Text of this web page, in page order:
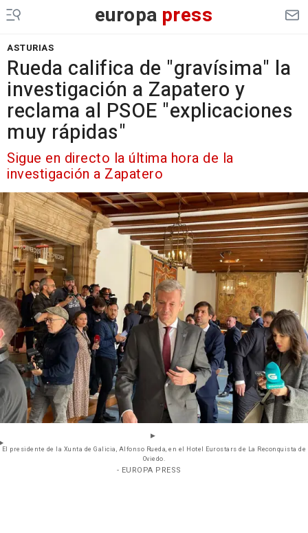
europa press
ASTURIAS
Rueda califica de "gravísima" la
investigación a Zapatero y
reclama al PSOE "explicaciones
muy rápidas"
Sigue en directo la última hora de la
investigación a Zapatero
El presidente de la Xunta de Galicia, Alfonso Rueda, en el Hotel Eurostars de La Reconquista de
Oviedo.
- EUROPA PRESS